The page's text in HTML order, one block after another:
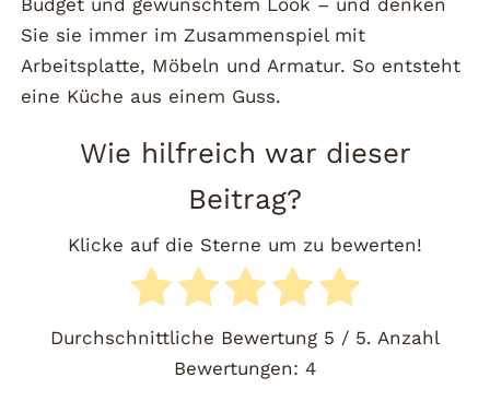
Sie sie immer im Zusammenspiel mit
Arbeitsplatte, Möbeln und Armatur. So entsteht
eine Küche aus einem Guss.
Wie hilfreich war dieser
Beitrag?
Klicke auf die Sterne um zu bewerten!
Durchschnittliche Bewertung 5 / 5. Anzahl
Bewertungen: 4